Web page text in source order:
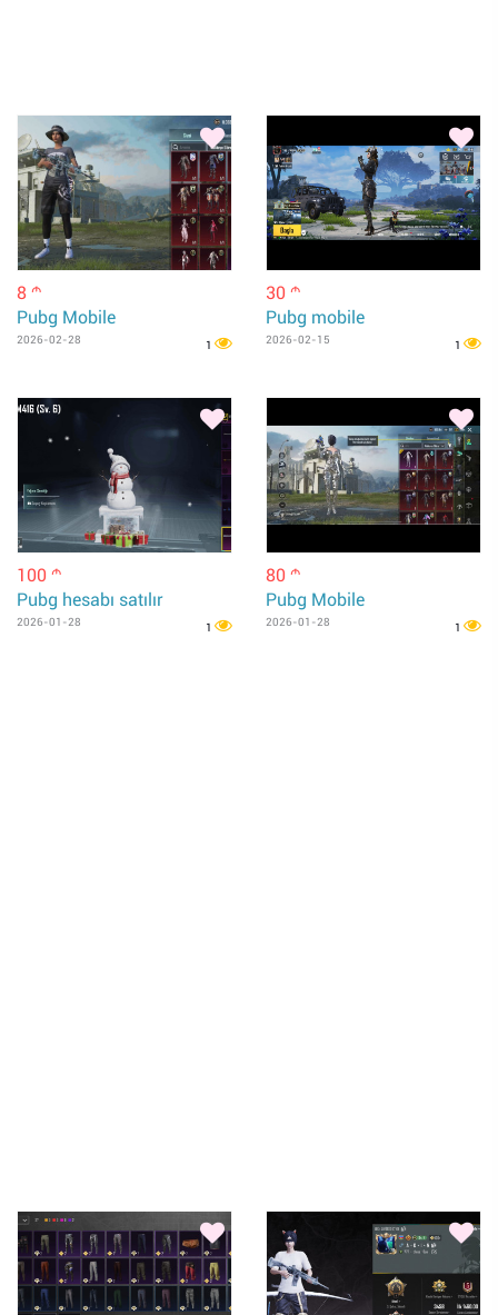
8 m
Pubg Mobile
2026-02-28 1
30 m
Pubg mobile
2026-02-15 1
100 m
Pubg hesabı satılır
2026-01-28 1
80 m
Pubg Mobile
2026-01-28 1